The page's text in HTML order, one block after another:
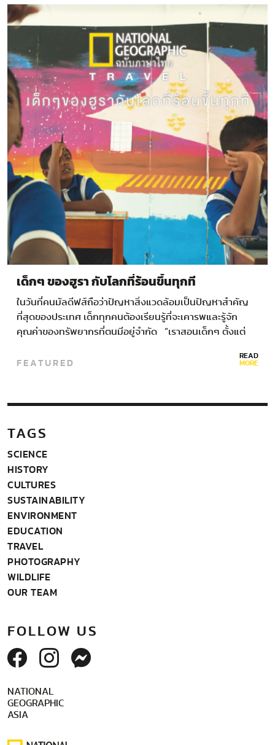
เศรษฐกิจ…
เด็กๆ ของฮูรา กับโลกที่ร้อนขึ้นทุกที
ในวันที่คนมัลดีฟส์ถือว่าปัญหาสิ่งแวดล้อมเป็นปัญหาสำคัญ
ที่สุดของประเทศ เด็กทุกคนต้องเรียนรู้ที่จะเคารพและรู้จัก
คุณค่าของทรัพยากรที่ตนมีอยู่จำกัด “เราสอนเด็กๆ ตั้งแต่
เราเป็นอย่างไรค่ะ” อมินาท…
FEATURED READ
MORE
TAGS
SCIENCE
HISTORY
CULTURES
SUSTAINABILITY
ENVIRONMENT
EDUCATION
TRAVEL
PHOTOGRAPHY
WILDLIFE
OUR TEAM
FOLLOW US
NATIONAL
GEOGRAPHIC
ASIA